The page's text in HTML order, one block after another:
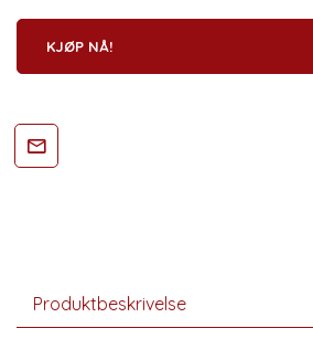
KJØP NÅ!
Produktbeskrivelse